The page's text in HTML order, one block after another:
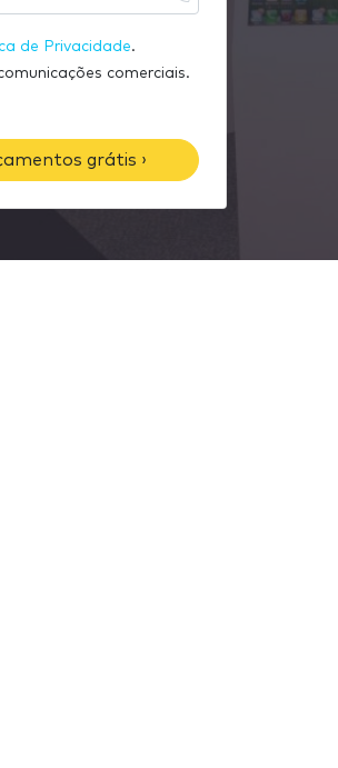
de Privacidade.
comerciais.
grátis ›